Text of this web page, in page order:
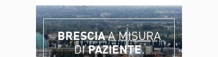
BRESCIAA MISURA
DIPAZIENTE.